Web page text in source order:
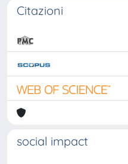
Citazioni
social impact